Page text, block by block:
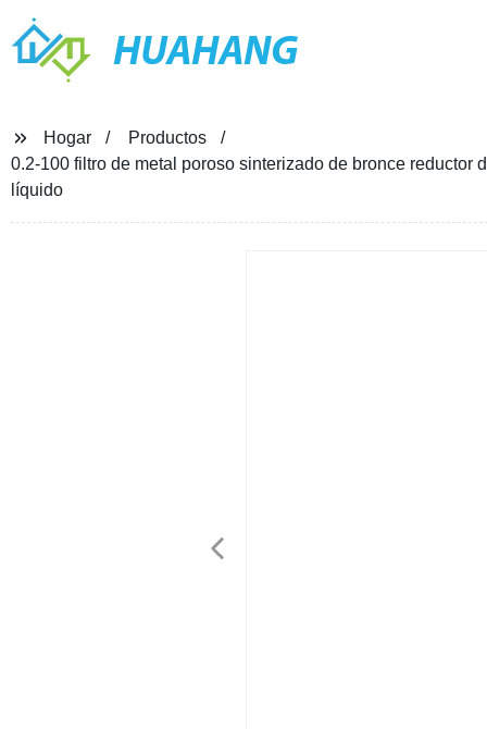
HUAHANG
Hogar
Productos
0.2-100 filtro de metal poroso sinterizado de bronce
líquido